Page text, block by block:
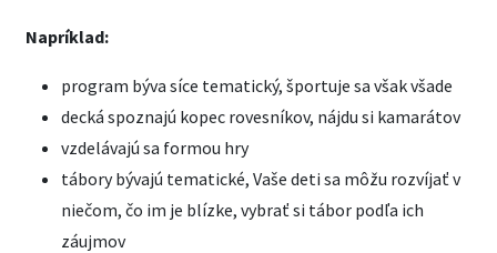
Napríklad:
program býva síce tematický, športuje sa však všade
decká spoznajú kopec rovesníkov, nájdu si kamarátov
vzdelávajú sa formou hry
tábory bývajú tematické, Vaše deti sa môžu rozvíjať v
niečom, čo im je blízke, vybrať si tábor podľa ich
záujmov